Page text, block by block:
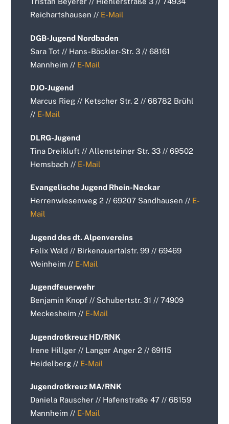
Reichartshausen // E-Mail
DGB-Jugend Nordbaden
Sara Tot // Hans-Böckler-Str. 3 // 68161
Mannheim // E-Mail
DJO-Jugend
Marcus Rieg // Ketscher Str. 2 // 68782 Brühl
// E-Mail
DLRG-Jugend
Tina Dreikluft // Allensteiner Str. 33 // 69502
Hemsbach // E-Mail
Evangelische Jugend Rhein-Neckar
Herrenwiesenweg 2 // 69207 Sandhausen // E-
Mail
Jugend des dt. Alpenvereins
Felix Wald // Birkenauertalstr. 99 // 69469
Weinheim // E-Mail
Jugendfeuerwehr
Benjamin Knopf // Schubertstr. 31 // 74909
Meckesheim // E-Mail
Jugendrotkreuz HD/RNK
Irene Hillger // Langer Anger 2 // 69115
Heidelberg // E-Mail
Jugendrotkreuz MA/RNK
Daniela Rauscher // Hafenstraße 47 // 68159
Mannheim // E-Mail